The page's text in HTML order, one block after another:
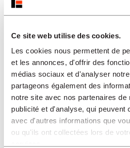
Ce site web utilise des cookies.
Les cookies nous permettent de
et les annonces, d'offrir des
médias sociaux et d'analyser
partageons également des
notre site avec nos partenaires de
publicité et d'analyse, qui peuvent
avec d'autres informations que
ou qu'ils ont collectées lors de
Pierre Gisel à Lausanne